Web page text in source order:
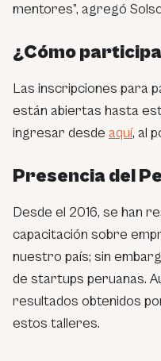
mentores”, agregó
¿Cómo
Las inscripciones para
están abiertas hasta
ingresar desde aquí, al
Presencia del
Desde el 2016, se han
capacitación sobre
nuestro país; sin
de startups peruanas.
resultados obtenidos
estos talleres.